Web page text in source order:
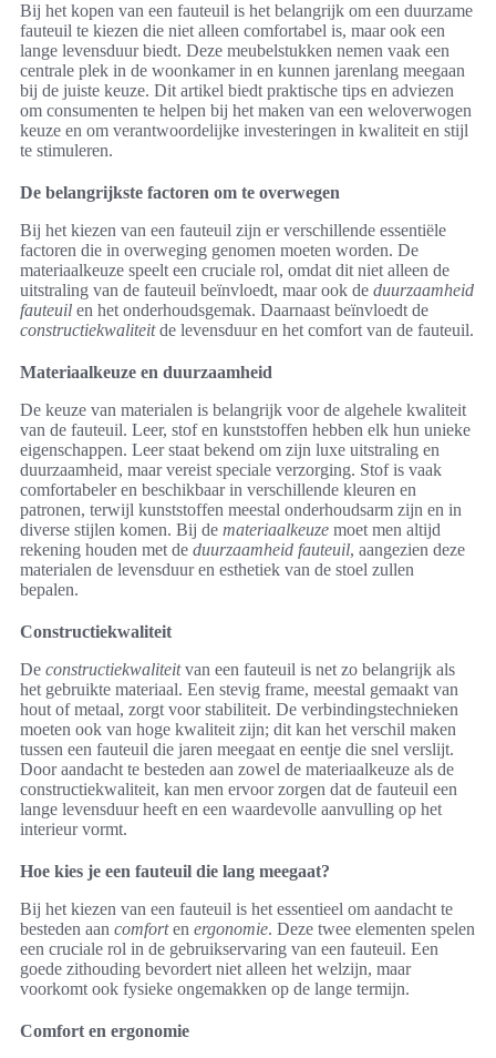
Bij het kopen van een fauteuil is het belangrijk om een duurzame
fauteuil te kiezen die niet alleen comfortabel is, maar ook een
lange levensduur biedt. Deze meubelstukken nemen vaak een
centrale plek in de woonkamer in en kunnen jarenlang meegaan
bij de juiste keuze. Dit artikel biedt praktische tips en adviezen
om consumenten te helpen bij het maken van een weloverwogen
keuze en om verantwoordelijke investeringen in kwaliteit en stijl
te stimuleren.
De belangrijkste factoren om te overwegen
Bij het kiezen van een fauteuil zijn er verschillende essentiële
factoren die in overweging genomen moeten worden. De
materiaalkeuze speelt een cruciale rol, omdat dit niet alleen de
uitstraling van de fauteuil beïnvloedt, maar ook de duurzaamheid
fauteuil en het onderhoudsgemak. Daarnaast beïnvloedt de
constructiekwaliteitde levensduur en het comfort van de fauteuil.
Materiaalkeuze en duurzaamheid
De keuze van materialen is belangrijk voor de algehele kwaliteit
van de fauteuil. Leer, stof en kunststoffen hebben elk hun unieke
eigenschappen. Leer staat bekend om zijn luxe uitstraling en
duurzaamheid, maar vereist speciale verzorging. Stof is vaak
comfortabeler en beschikbaar in verschillende kleuren en
patronen, terwijl kunststoffen meestal onderhoudsarm zijn en in
diverse stijlen komen. Bij de materiaalkeuze moet men altijd
rekening houden met de duurzaamheid fauteuil, aangezien deze
materialen de levensduur en esthetiek van de stoel zullen
bepalen.
Constructiekwaliteit
De constructiekwaliteitvan een fauteuil is net zo belangrijk als
het gebruikte materiaal. Een stevig frame, meestal gemaakt van
hout of metaal, zorgt voor stabiliteit. De verbindingstechnieken
moeten ook van hoge kwaliteit zijn; dit kan het verschil maken
tussen een fauteuil die jaren meegaat en eentje die snel verslijt.
Door aandacht te besteden aan zowel de materiaalkeuze als de
constructiekwaliteit, kan men ervoor zorgen dat de fauteuil een
lange levensduur heeft en een waardevolle aanvulling op het
interieur vormt.
Hoe kies je een fauteuil die lang meegaat?
Bij het kiezen van een fauteuil is het essentieel om aandacht te
besteden aan comforten ergonomie. Deze twee elementen spelen
een cruciale rol in de gebruikservaring van een fauteuil. Een
goede zithouding bevordert niet alleen het welzijn, maar
voorkomt ook fysieke ongemakken op de lange termijn.
Comfort en ergonomie